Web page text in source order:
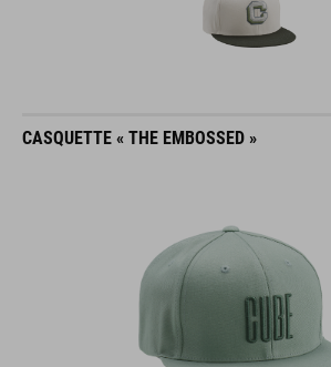
CASQUETTE « THE EMBOSSED »